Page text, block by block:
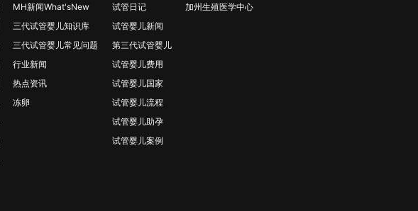
MH新闻What'sNew
三代试管婴儿知识库
三代试管婴儿常见问题
行业新闻
热点资讯
冻卵
试管日记
试管婴儿新闻
第三代试管婴儿
试管婴儿费用
试管婴儿国家
试管婴儿流程
试管婴儿助孕
试管婴儿案例
加州生殖医学中心